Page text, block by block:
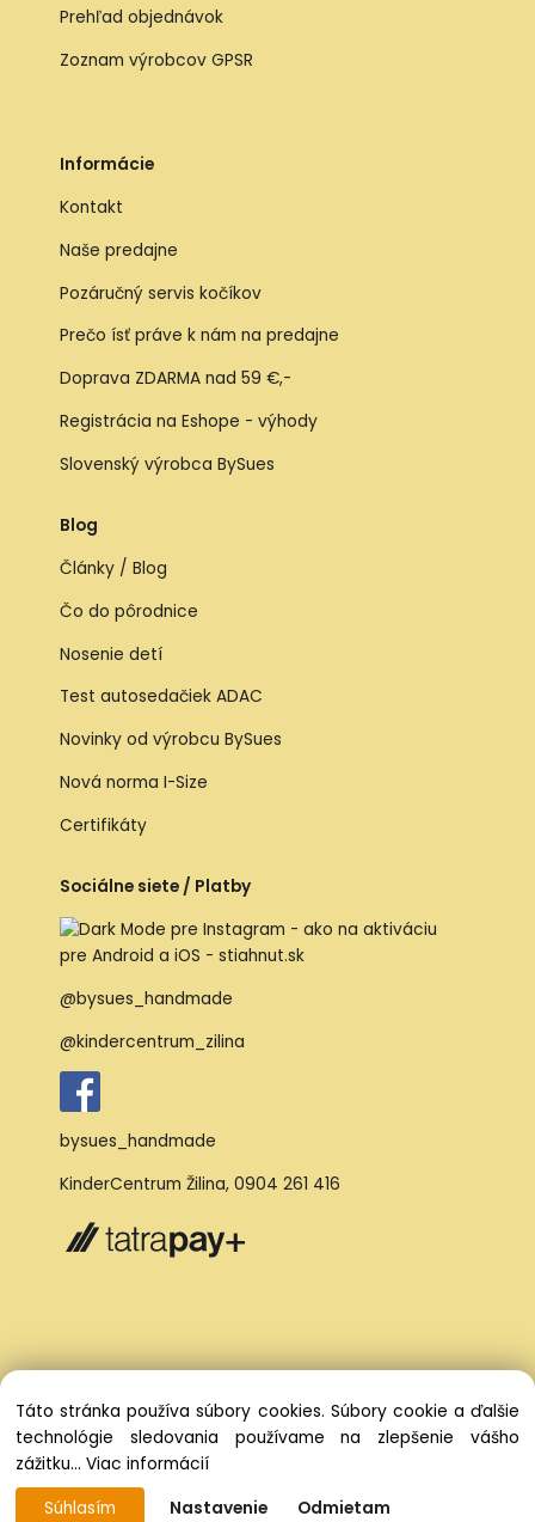
Prehľad objednávok
Zoznam výrobcov GPSR
Informácie
Kontakt
Naše predajne
Pozáručný servis kočíkov
Prečo ísť práve k nám na predajne
Doprava ZDARMA nad 59 €,-
Registrácia na Eshope - výhody
Slovenský výrobca BySues
Blog
Články / Blog
Čo do pôrodnice
Nosenie detí
Test autosedačiek ADAC
Novinky od výrobcu BySues
Nová norma I-Size
Certifikáty
Sociálne siete / Platby
@bysues_handmade
@kindercentrum_zilina
bysues_handmade
KinderCentrum Žilina, 0904 261 416
Táto stránka používa súbory cookies. Súbory cookie a ďalšie
technológie sledovania používame na zlepšenie vášho
zážitku... Viac informácií
Súhlasím
Nastavenie Odmietam